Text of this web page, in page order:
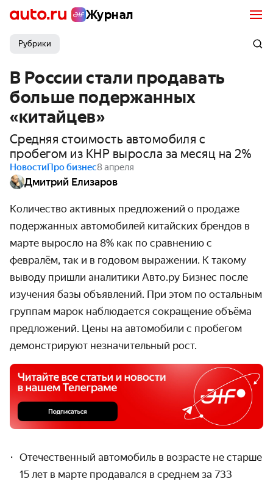
Журнал
Рубрики
В России стали продавать
больше подержанных
«китайцев»
Средняя стоимость автомобиля с
пробегом из КНР выросла за месяц на 2%
НовостиПро бизнес8 апреля
Дмитрий Елизаров
Количество активных предложений о продаже
подержанных автомобилей китайских брендов в
марте выросло на 8% как по сравнению с
февралём, так и в годовом выражении. К такому
выводу пришли аналитики Авто.ру Бизнес после
изучения базы объявлений. При этом по остальным
группам марок наблюдается сокращение объёма
предложений. Цены на автомобили с пробегом
демонстрируют незначительный рост.
Отечественный автомобиль в возрасте не старше
15 лет в марте продавался в среднем за 733